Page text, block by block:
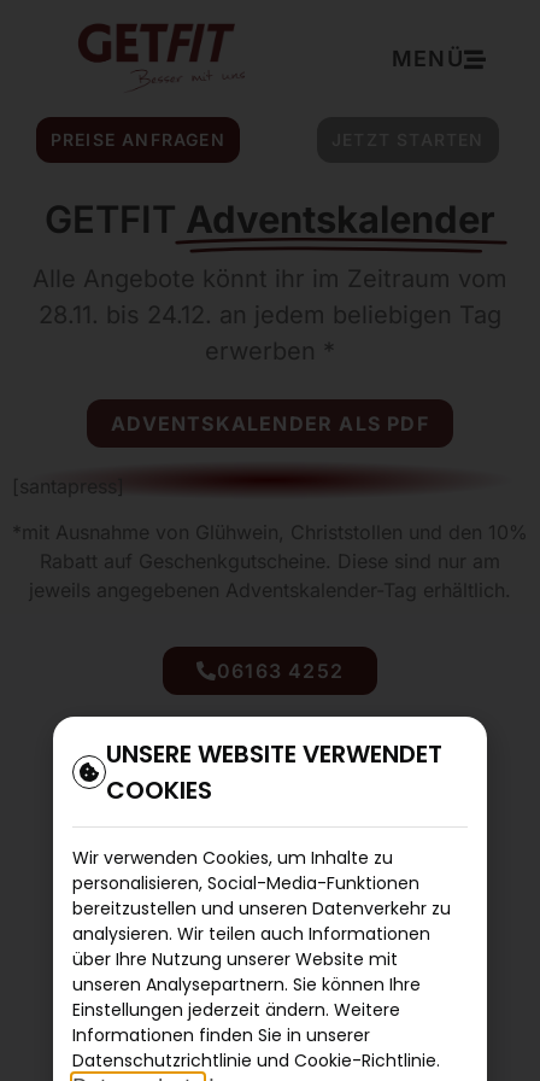
springen
MENÜ
PREISE ANFRAGEN
GETFIT Adventskalender
Alle Angebote könnt ihr im Zeitraum vom
28.11. bis 24.12. an jedem beliebigen Tag
erwerben *
ADVENTSKALENDER ALS PDF
[santapress]
*mit Ausnahme von Glühwein, Christstollen und den 10%
Rabatt auf Geschenkgutscheine. Diese sind nur am
jeweils angegebenen Adventskalender-Tag erhältlich.
06163 4252
Impressum Datenschutz Öffnungszeiten
Kontakt
UNSERE WEBSITE VERWENDET
COOKIES
Wir verwenden Cookies, um Inhalte zu
personalisieren, Social-Media-Funktionen
bereitzustellen und unseren Datenverkehr zu
analysieren. Wir teilen auch Informationen
über Ihre Nutzung unserer Website mit
unseren Analysepartnern. Sie können Ihre
Einstellungen jederzeit ändern. Weitere
Informationen finden Sie in unserer
Datenschutzrichtlinie und Cookie-Richtlinie.